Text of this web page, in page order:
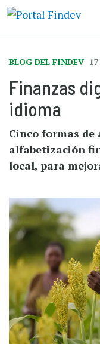
BLOG DEL FINDEV
Finanzas
idioma
Cinco formas
alfabetización
local, para